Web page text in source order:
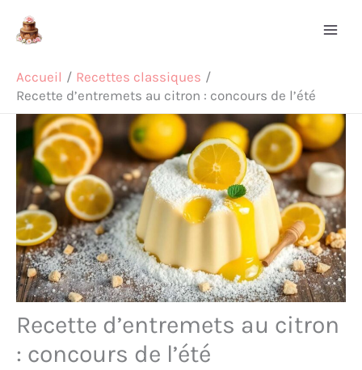
Accueil
Recettes classiques
Recette d’entremets au citron : concours de l’été
Recette d’entremets au citron
: concours de l’été
Rechercher